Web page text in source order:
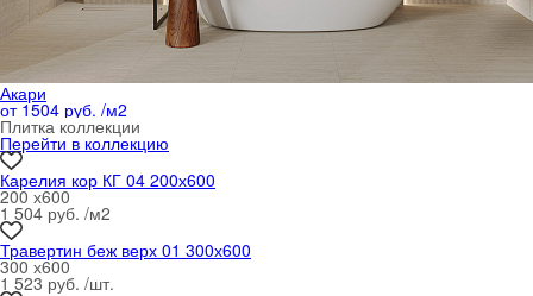
Акари
от 1504 руб. /м2
Плитка коллекции
Перейти в коллекцию
Карелия кор КГ 04 200х600
200 х600
1 504 руб. /м2
Травертин беж верх 01 300х600
300 х600
1 523 руб. /шт.